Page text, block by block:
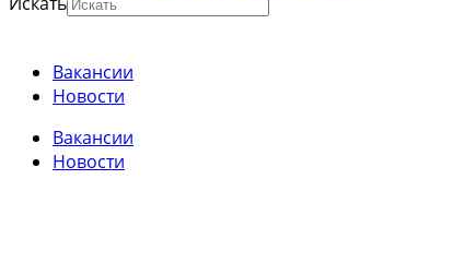
Вакансии
Новости
Вакансии
Новости